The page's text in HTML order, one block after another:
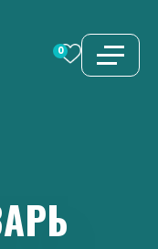
0